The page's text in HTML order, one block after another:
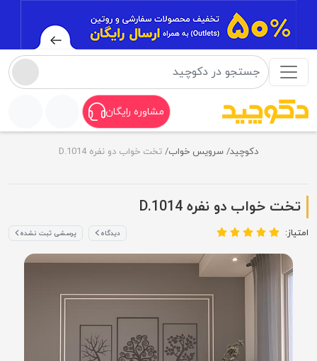
مشاوره رایگان
دکوچید سرویس خواب تخت خواب دو نفره D.1014
تخت خواب دو نفره D.1014
امتیاز: دیدگاه پرسشی ثبت نشده